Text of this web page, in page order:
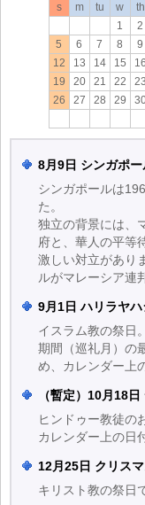
s
m tu w th
1
2
5
6 7 8 9
12
13 14 15 16
19
20 21 22 23
26
27 28 29
8月9日 シンガポー
シンガポールは
た。
独立の背景には、
府と、華人の平等
激しい対立があり
ルがマレーシア連
9月1日 ハリラヤハ
イスラム教の祭日
期間（巡礼月）の
め、カレンダー上
（暫定）10月18
ヒンドゥー教徒の
カレンダー上の日
12月25日 クリス
キリスト教の祭日